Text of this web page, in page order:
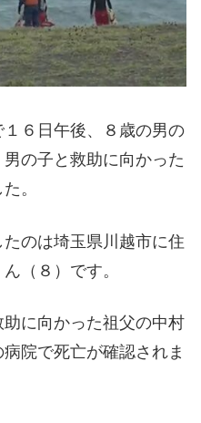
６日午後、８歳の男の
の子と救助に向かった
。
のは埼玉県川越市に住
（８）です。
に向かった祖父の中村
院で死亡が確認されま